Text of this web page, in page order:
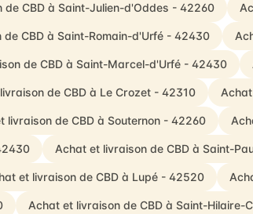
de CBD à Saint-Julien-d'Oddes - 42260
CBD à Saint-Romain-d'Urfé - 42430
de CBD à Saint-Marcel-d'Urfé - 42430
de CBD à Le Crozet - 42310
livraison de CBD à Souternon - 42260
Achat et livraison de CBD à Saint-
et livraison de CBD à Lupé - 42520
Achat et livraison de CBD à Saint-Hilaire-